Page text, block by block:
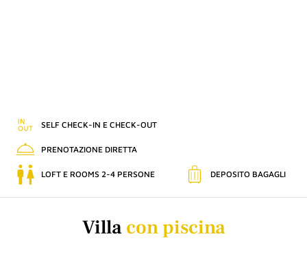
SELF CHECK-IN E CHECK-OUT
PRENOTAZIONE DIRETTA
LOFT E ROOMS 2-4 PERSONE DEPOSITO BAGAGLI
Villacon piscina